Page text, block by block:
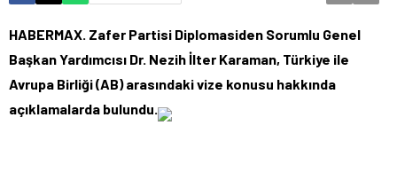
HABERMAX. Zafer Partisi Diplomasiden Sorumlu Genel
Başkan Yardımcısı Dr. Nezih İlter Karaman, Türkiye ile
Avrupa Birliği (AB) arasındaki vize konusu hakkında
açıklamalarda bulundu.